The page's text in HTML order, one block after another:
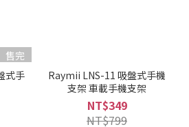
售完
式手
Raymii LNS-11 吸盤式手機
支架 車載手機支架
NT$349
NT$799